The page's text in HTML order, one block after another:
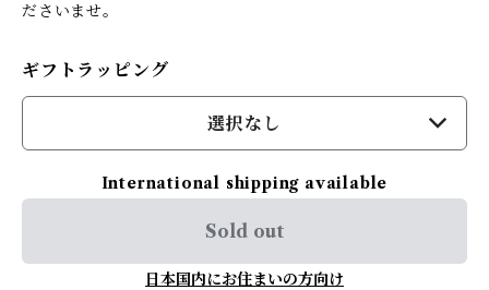
ださいませ。
ギフトラッピング
選択なし
International shipping available
Sold out
日本国内にお住まいの方向け